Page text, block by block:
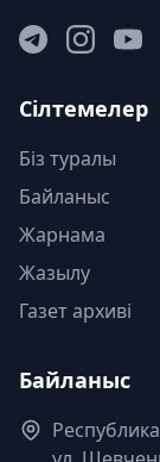
Сілтемелер
Біз туралы
Байланыс
Жарнама
Жазылу
Газет архиві
Байланыс